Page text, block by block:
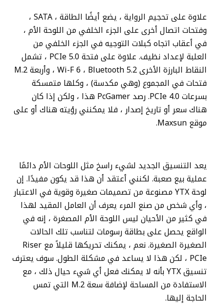
علاوة على تحجيم الرواية ، يضع أيضًا الطاقة ، SATA ،
وفتحات اتصال أخرى على الجزء الخلفي من اللوحة الأم ،
في أعقاب اتجاه كبلات التوجيه في الجزء الخلفي من
العلبة لإعداد نظيف. علاوة على فتحة PCIe 5.0 ، تشمل
النقاط البارزة الأخرى Wi-F 6 ، Bluetooth 5.2 ، وأربعة M.2
فتحات في المجموع (وهي مكدسة) ، وكلها متمسكة
بسرعات PCIe 4.0. رصد PcGamer هذا ، ولكن إذا كان
هناك سعر أو تاريخ إصدار ، فلا يمكنني رؤيته هناك أو على
موقع Maxsun.
يعد التنسيق الجديد لشيء راسخ مثل اللوحات الأم دائمًا
عملية بيع صعبة. لكنني أعتقد أن هذا قد يكون مفيدًا. إن
لوحة YTX مصنوعة من تصميمات صغيرة وقوية في الاعتبار
، وأي شخص من صنع المرء يعرف أن العامل المقيد لهذا
في كثير من الأحيان ليس اللوحة الأم المصغرة ، إنه في
الواقع يحصل على بطاقة رسومات لتناسب تلك الحالات
الصغيرة الصغيرة. نعم ، يمكنك تحريكها قليلاً مع Riser
PCIe ، لكن هذا لا يساعد في مشكلة الطول. سوف يعترف
تنسيق YTX بأنه لا يمكنك فعل أي شيء حيال ذلك ، مع
الاستفادة من المساحة لإضافة سعة M.2 التي تمس
الحاجة إليها.